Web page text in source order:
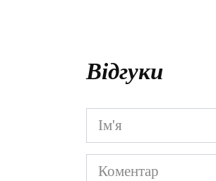
Відгуки
Ім'я
*
Коментар